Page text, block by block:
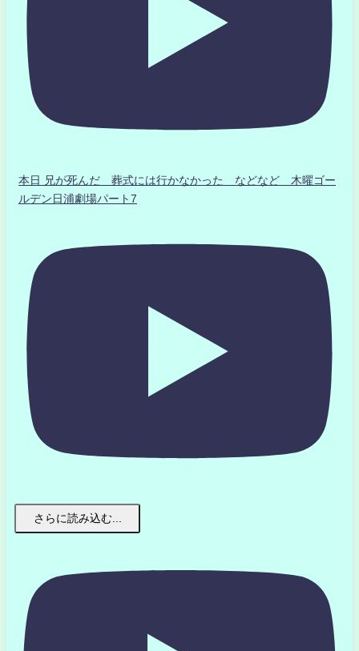
本日 兄が死んだ 葬式には行かなかった などなど 木曜ゴー
ルデン日浦劇場パート7
さらに読み込む...